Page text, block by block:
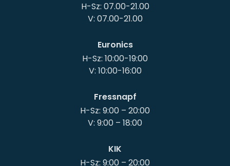
H-Sz: 07.00-21.00
V: 07.00-21.00
Euronics
H-Sz: 10:00-19:00
V: 10:00-16:00
Fressnapf
H-Sz: 9:00 – 20:00
KIK
H-Sz: 9:00 – 20:00